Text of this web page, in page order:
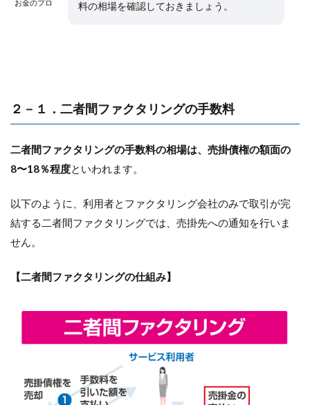
お金のプロ 料の相場を確認しておきましょう。
２－１．二者間ファクタリングの手数料
二者間ファクタリングの手数料の相場は、売掛債権の額面の
8〜18％程度といわれます。
以下のように、利用者とファクタリング会社のみで取引が完
結する二者間ファクタリングでは、売掛先への通知を行いま
せん。
【二者間ファクタリングの仕組み】